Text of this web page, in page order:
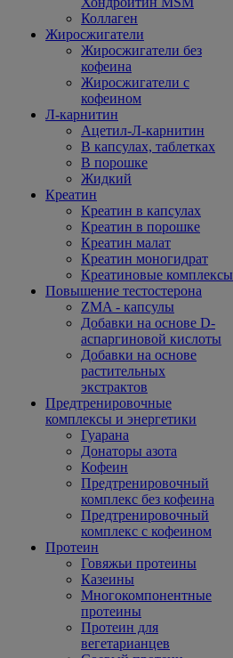
Коллаген
Жиросжигатели
Жиросжигатели без
кофеина
Жиросжигатели с
кофеином
Л-карнитин
Ацетил-Л-карнитин
В капсулах, таблетках
В порошке
Жидкий
Креатин
Креатин в капсулах
Креатин в порошке
Креатин малат
Креатин моногидрат
Креатиновые комплексы
Повышение тестостерона
ZMA - капсулы
Добавки на основе D-
аспаргиновой кислоты
Добавки на основе
растительных
экстрактов
Предтренировочные
комплексы и энергетики
Гуарана
Донаторы азота
Кофеин
Предтренировочный
комплекс без кофеина
Предтренировочный
комплекс с кофеином
Протеин
Говяжьи протеины
Казеины
Многокомпонентные
протеины
Протеин для
вегетарианцев